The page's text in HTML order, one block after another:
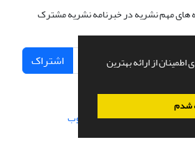
از ارائه بهترین
شدم
های مهم نشریه در خبرنامه نشریه مشترک
اشتراک
طراحی و پیاده سازی از سیناوب